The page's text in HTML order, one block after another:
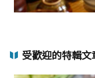
受歡迎的特輯文